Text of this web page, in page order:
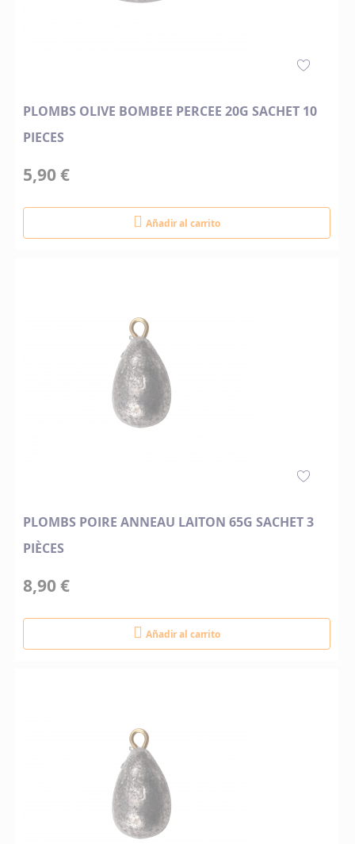
PLOMBS OLIVE BOMBEE PERCEE 20G SACHET 10
PIECES
5,90 €
Añadir al carrito
PLOMBS POIRE ANNEAU LAITON 65G SACHET 3
PIÈCES
8,90 €
Añadir al carrito